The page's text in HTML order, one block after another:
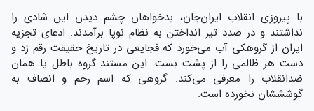
با پیروزی انقلاب ایران‌جان، بدخواهان چشم دیدن این شادی را
نداشتند و در صدد تیر انداختن به نظام نوپا برآمدند. ادعای تجزیه
ایران از گروهکی آب می‌خورد که فجایعی در تاریخ حقیقت رقم زد و
دست هر ظالمی را از پشت بست. این مستند گروه باطل یا همان
ضدانقلاب را معرفی می‌کند. گروهی که اسم رحم و انصاف به
گوشششان نخورده است.